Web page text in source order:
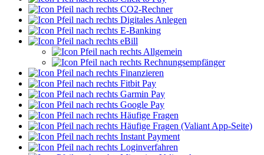
CO2-Rechner
Digitales Anlegen
E-Banking
eBill
Allgemein
Rechnungsempfänger
Finanzieren
Fitbit Pay
Garmin Pay
Google Pay
Häufige Fragen
Häufige Fragen (Valiant App-Seite)
Instant Payment
Loginverfahren